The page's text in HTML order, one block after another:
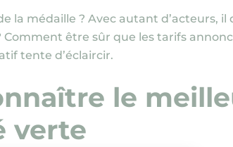
médaille ? Avec autant d’acteurs, il
être sûr que les tarifs
tente d’éclaircir.
le
verte